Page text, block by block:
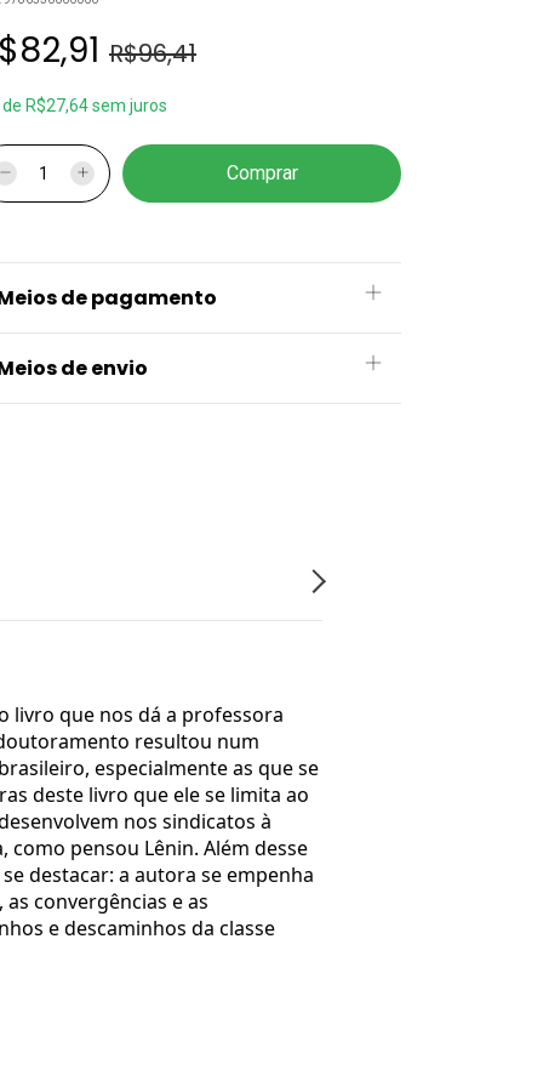
R$96,41
de R$27,64sem juros
de pagamento
de envio
livro que nos dá a professora
resultou num
especialmente as que se
deste livro que ele se limita ao
nos sindicatos à
pensou Lênin. Além desse
destacar: a autora se empenha
convergências e as
e descaminhos da classe